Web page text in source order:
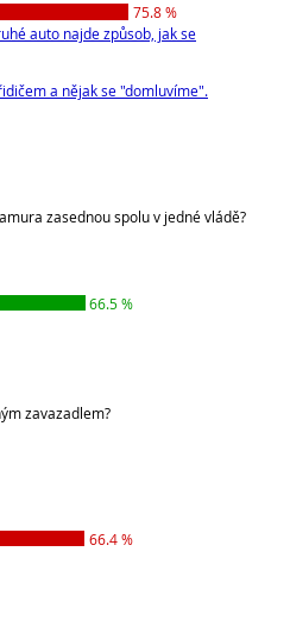
75.8 %
auto najde způsob, jak se
a nějak se "domluvíme".
zasednou spolu v jedné vládě?
66.5 %
zavazadlem?
66.4 %